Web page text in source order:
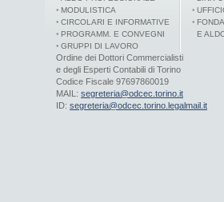
MODULISTICA
CIRCOLARI E INFORMATIVE
PROGRAMM. E CONVEGNI
GRUPPI DI LAVORO
E
Ordine dei Dottori Commercialisti
e degli Esperti Contabili di Torino
Codice Fiscale 97697860019
MAIL: segreteria@odcec.torino.it
ID: segreteria@odcec.torino.legalmail.it